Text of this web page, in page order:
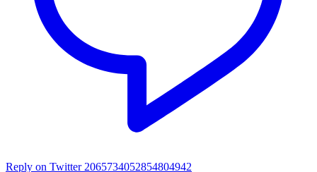
Reply on Twitter 2065734052854804942